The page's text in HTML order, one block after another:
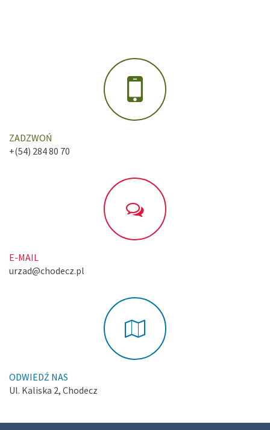
ZADZWOŃ
+(54) 284 80 70
E-MAIL
urzad@chodecz.pl
ODWIEDŹ NAS
Ul. Kaliska 2, Chodecz